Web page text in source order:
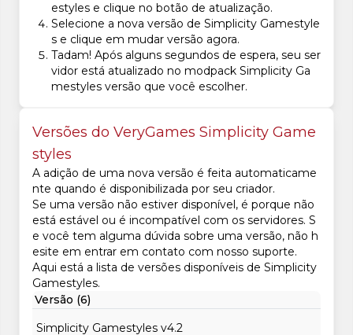
estyles e clique no botão de atualização.
Selecione a nova versão de Simplicity Gamestyle
s e clique em mudar versão agora.
Tadam! Após alguns segundos de espera, seu ser
vidor está atualizado no modpack Simplicity Ga
mestyles versão que você escolher.
Versões do VeryGames Simplicity Game
styles
A adição de uma nova versão é feita automaticame
nte quando é disponibilizada por seu criador.
Se uma versão não estiver disponível, é porque não
está estável ou é incompatível com os servidores. S
e você tem alguma dúvida sobre uma versão, não h
esite em entrar em contato com nosso suporte.
Aqui está a lista de versões disponíveis de Simplicity
Gamestyles.
Versão (6)
Simplicity Gamestyles v4.2